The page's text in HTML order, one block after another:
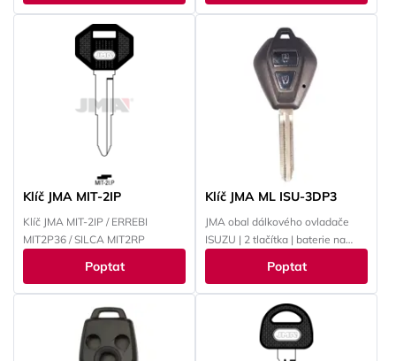
Klíč JMA MIT-2IP
Klíč JMA MIT-2IP / ERREBI
MIT2P36 / SILCA MIT2RP
Poptat
Klíč JMA ML ISU-3DP3
JMA obal dálkového ovladače
ISUZU | 2 tlačítka | baterie na
Poptat